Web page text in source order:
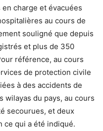
charge et évacuées
au cours de
souligné que depuis
et plus de 350
référence, au cours
de protection civile
à des accidents de
wilayas du pays, au cours
secourues, et deux
ce qui a été indiqué.